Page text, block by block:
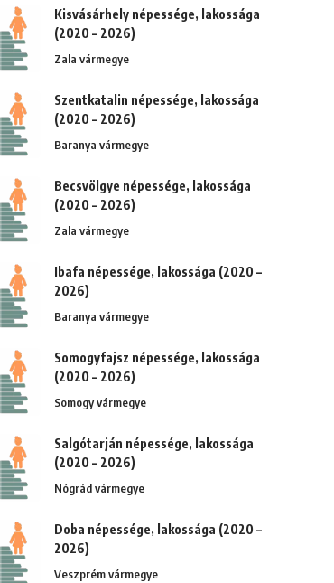
Kisvásárhely népessége, lakossága
(2020 – 2026)
Zala vármegye
Szentkatalin népessége, lakossága
(2020 – 2026)
Baranya vármegye
Becsvölgye népessége, lakossága
(2020 – 2026)
Zala vármegye
Ibafa népessége, lakossága (2020 –
2026)
Baranya vármegye
Somogyfajsz népessége, lakossága
(2020 – 2026)
Somogy vármegye
Salgótarján népessége, lakossága
(2020 – 2026)
Nógrád vármegye
Doba népessége, lakossága (2020 –
2026)
Veszprém vármegye